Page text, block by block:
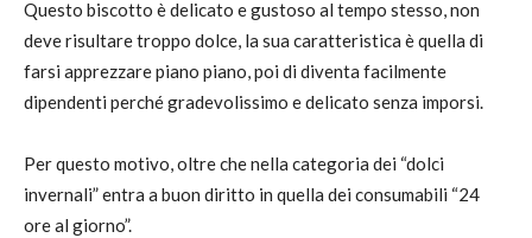
Questo biscotto è delicato e gustoso al tempo stesso, non
deve risultare troppo dolce, la sua caratteristica è quella di
farsi apprezzare piano piano, poi di diventa facilmente
dipendenti perché gradevolissimo e delicato senza imporsi.
Per questo motivo, oltre che nella categoria dei “dolci
invernali” entra a buon diritto in quella dei consumabili “24
ore al giorno”.